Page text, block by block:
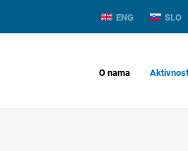
ENG SLO
O nama